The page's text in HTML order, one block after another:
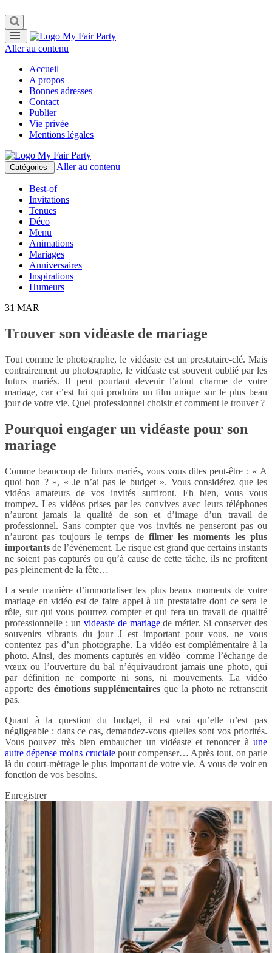
Aller au contenu
Accueil
A propos
Bonnes adresses
Contact
Publier
Vie privée
Mentions légales
Catégories Aller au contenu
Best-of
Invitations
Tenues
Déco
Menu
Animations
Mariages
Anniversaires
Inspirations
Humeurs
31 MAR
Trouver son vidéaste de mariage
Tout comme le photographe, le vidéaste est un prestataire-clé. Mais
contrairement au photographe, le vidéaste est souvent oublié par les
futurs mariés. Il peut pourtant devenir l’atout charme de votre
mariage, car c’est lui qui produira un film unique sur le plus beau
jour de votre vie. Quel professionnel choisir et comment le trouver ?
Pourquoi engager un vidéaste pour son
mariage
Comme beaucoup de futurs mariés, vous vous dites peut-être : « A
quoi bon ? », « Je n’ai pas le budget ». Vous considérez que les
vidéos amateurs de vos invités suffiront. Eh bien, vous vous
trompez. Les vidéos prises par les convives avec leurs téléphones
n’auront jamais la qualité de son et d’image d’un travail de
professionnel. Sans compter que vos invités ne penseront pas ou
n’auront pas toujours le temps de filmer les moments les plus
importants de l’événement. Le risque est grand que certains instants
ne soient pas capturés ou qu’à cause de cette tâche, ils ne profitent
pas pleinement de la fête…
La seule manière d’immortaliser les plus beaux moments de votre
mariage en vidéo est de faire appel à un prestataire dont ce sera le
rôle, sur qui vous pourrez compter et qui fera un travail de qualité
professionnelle : un videaste de mariagede métier. Si conserver des
souvenirs vibrants du jour J est important pour vous, ne vous
contentez pas d’un photographe. La vidéo est complémentaire à la
photo. Ainsi, des moments capturés en vidéo comme l’échange de
vœux ou l’ouverture du bal n’équivaudront jamais une photo, qui
par définition ne comporte ni sons, ni mouvements. La vidéo
apporte des émotions supplémentaires que la photo ne retranscrit
pas.
Quant à la question du budget, il est vrai qu’elle n’est pas
négligeable : dans ce cas, demandez-vous quelles sont vos priorités.
Vous pouvez très bien embaucher un vidéaste et renoncer à une
autre dépense moins crucialepour compenser… Après tout, on parle
là du court-métrage le plus important de votre vie. A vous de voir en
fonction de vos besoins.
Enregistrer